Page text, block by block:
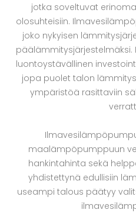
jotka soveltuvat
olosuhteisiin.
joko nykyisen
luontoystävällinen
jopa puolet talon
ympäristöä rasittaviin
maalämpöpumppuun
hankintahinta sekä
yhdistettynä edullisiin
useampi talous päätyy